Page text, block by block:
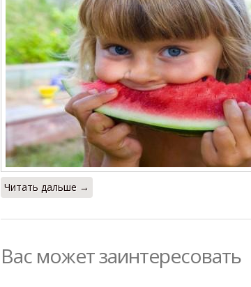
Читать дальше →
Вас может заинтересовать